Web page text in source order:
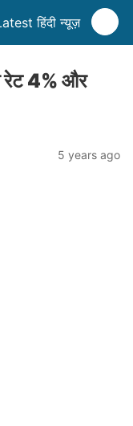
हिंदी न्यूज़
रेट 4% और
5 years ago